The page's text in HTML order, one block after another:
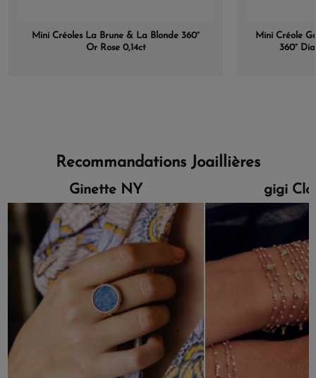
Mini Créoles La Brune & La Blonde 360°
Or Rose 0,14ct
Mini Créole
360°
Recommandations Joaillières
Ginette NY gigi